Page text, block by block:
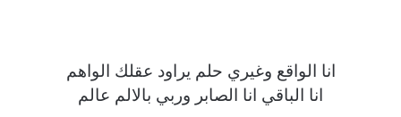
انا الواقع وغيري حلم يراود عقلك الواهم
انا الباقي انا الصابر وربي بالالم عالم